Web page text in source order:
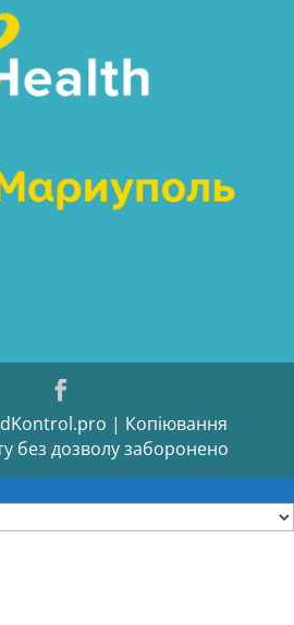
| Копіювання
без дозволу заборонено